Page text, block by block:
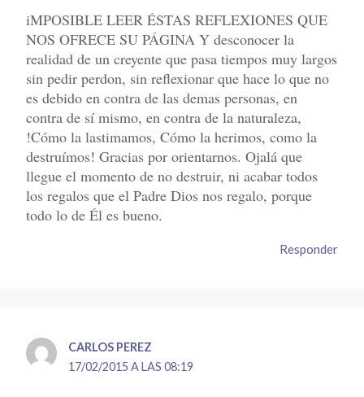
iMPOSIBLE LEER ÉSTAS REFLEXIONES QUE
NOS OFRECE SU PÁGINA Y desconocer la
realidad de un creyente que pasa tiempos muy largos
sin pedir perdon, sin reflexionar que hace lo que no
es debido en contra de las demas personas, en
contra de sí mismo, en contra de la naturaleza,
!Cómo la lastimamos, Cómo la herimos, como la
destruímos! Gracias por orientarnos. Ojalá que
llegue el momento de no destruir, ni acabar todos
los regalos que el Padre Dios nos regalo, porque
todo lo de Él es bueno.
Responder
CARLOS PEREZ
17/02/2015 A LAS 08:19